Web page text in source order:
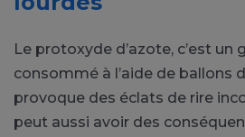
Le protoxyde d’azote, c’est un
consommé à l’aide de ballons
provoque des éclats de rire
peut aussi avoir des